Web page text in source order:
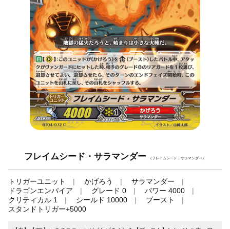
フレイムシード・サラマンダー （フレイムシード・サラマンダー）
トリガーユニット かげろう
サラマンダー
ドラゴンエンパイア
グレード 0
パワー 4000
クリティカル 1
シールド 10000
ブースト
スタンドトリガー+5000